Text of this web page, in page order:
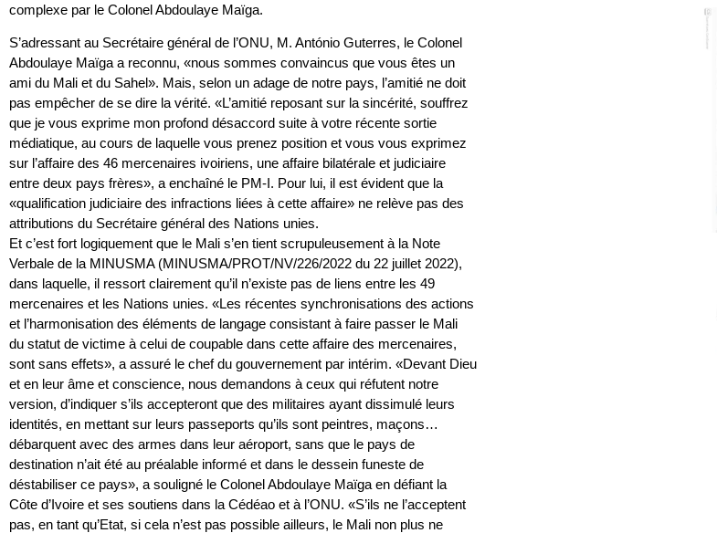
complexe par le Colonel Abdoulaye Maïga.
S’adressant au Secrétaire général de l’ONU, M. António Guterres, le Colonel
Abdoulaye Maïga a reconnu, «nous sommes convaincus que vous êtes un
ami du Mali et du Sahel». Mais, selon un adage de notre pays, l’amitié ne doit
pas empêcher de se dire la vérité. «L’amitié reposant sur la sincérité, souffrez
que je vous exprime mon profond désaccord suite à votre récente sortie
médiatique, au cours de laquelle vous prenez position et vous vous exprimez
sur l’affaire des 46 mercenaires ivoiriens, une affaire bilatérale et judiciaire
entre deux pays frères», a enchaîné le PM-I. Pour lui, il est évident que la
«qualification judiciaire des infractions liées à cette affaire» ne relève pas des
attributions du Secrétaire général des Nations unies.
Et c’est fort logiquement que le Mali s’en tient scrupuleusement à la Note
Verbale de la MINUSMA (MINUSMA/PROT/NV/226/2022 du 22 juillet 2022),
dans laquelle, il ressort clairement qu’il n’existe pas de liens entre les 49
mercenaires et les Nations unies. «Les récentes synchronisations des actions
et l’harmonisation des éléments de langage consistant à faire passer le Mali
du statut de victime à celui de coupable dans cette affaire des mercenaires,
sont sans effets», a assuré le chef du gouvernement par intérim. «Devant Dieu
et en leur âme et conscience, nous demandons à ceux qui réfutent notre
version, d’indiquer s’ils accepteront que des militaires ayant dissimulé leurs
identités, en mettant sur leurs passeports qu’ils sont peintres, maçons…
débarquent avec des armes dans leur aéroport, sans que le pays de
destination n’ait été au préalable informé et dans le dessein funeste de
déstabiliser ce pays», a souligné le Colonel Abdoulaye Maïga en défiant la
Côte d’Ivoire et ses soutiens dans la Cédéao et à l’ONU. «S’ils ne l’acceptent
pas, en tant qu’Etat, si cela n’est pas possible ailleurs, le Mali non plus ne